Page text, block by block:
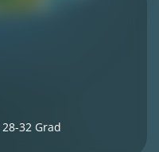
28-32 Grad